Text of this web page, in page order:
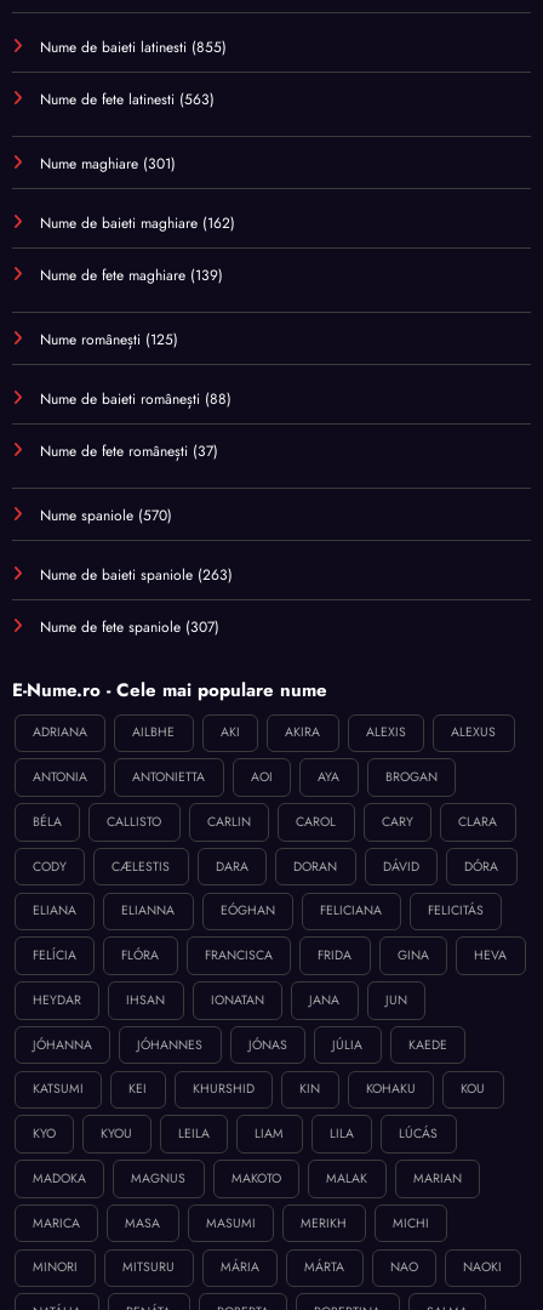
Nume de baieti latinesti (855)
Nume de fete latinesti (563)
Nume maghiare (301)
Nume de baieti maghiare (162)
Nume de fete maghiare (139)
Nume românești (125)
Nume de baieti românești (88)
Nume de fete românești (37)
Nume spaniole (570)
Nume de baieti spaniole (263)
Nume de fete spaniole (307)
E-Nume.ro - Cele mai populare nume
ADRIANA AILBHE AKI AKIRA ALEXIS ALEXUS
ANTONIA ANTONIETTA AOI AYA BROGAN
BÉLA CALLISTO CARLIN CAROL CARY CLARA
CODY CÆLESTIS DARA DORAN DÁVID DÓRA
ELIANA ELIANNA EÓGHAN FELICIANA FELICITÁS
FELÍCIA FLÓRA FRANCISCA FRIDA GINA HEVA
HEYDAR IHSAN IONATAN JANA JUN
JÓHANNA JÓHANNES JÓNAS JÚLIA KAEDE
KATSUMI KEI KHURSHID KIN KOHAKU KOU
KYO KYOU LEILA LIAM LILA LÚCÁS
MADOKA MAGNUS MAKOTO MALAK MARIAN
MARICA MASA MASUMI MERIKH MICHI
MINORI MITSURU MÁRIA MÁRTA NAO NAOKI